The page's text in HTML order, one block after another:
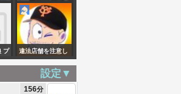
ーチング配信
プ
ー
違法店舗を注意し
にいく TJの生でや
らせて！！
設定▼
156分